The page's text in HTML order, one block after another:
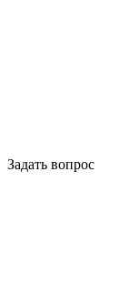
Задать вопрос